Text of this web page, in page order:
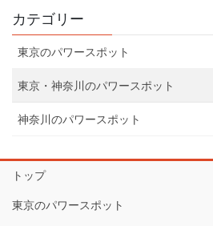
カテゴリー
東京のパワースポット
東京・神奈川のパワースポット
神奈川のパワースポット
トップ
東京のパワースポット